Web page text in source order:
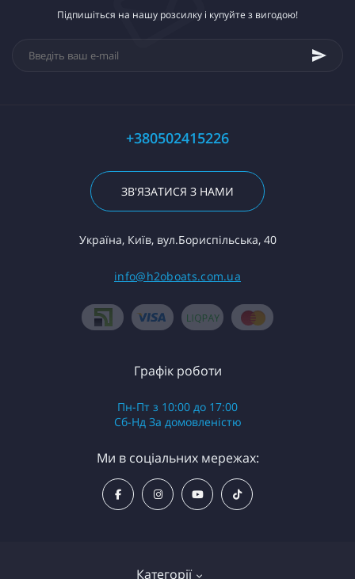
Підпишіться на нашу розсилку і купуйте з вигодою!
+380502415226
ЗВ'ЯЗАТИСЯ З НАМИ
Україна, Київ, вул.Бориспільська, 40
info@h2oboats.com.ua
Категорії
Графік роботи
Пн-Пт з 10:00 до 17:00
Сб-Нд За домовленістю
Ми в соціальних мережах: